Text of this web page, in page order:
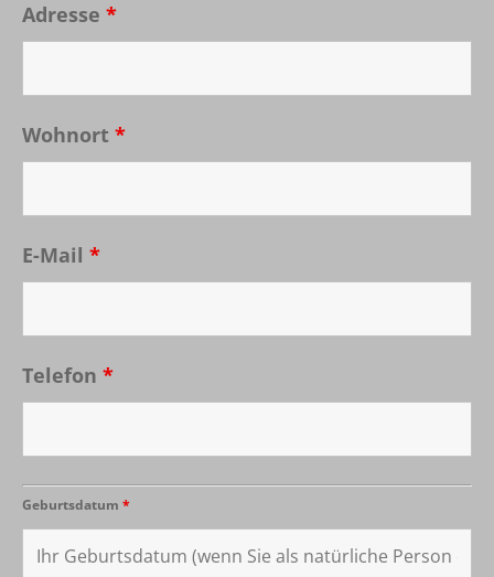
Adresse *
Wohnort *
E-Mail *
Telefon *
Geburtsdatum *